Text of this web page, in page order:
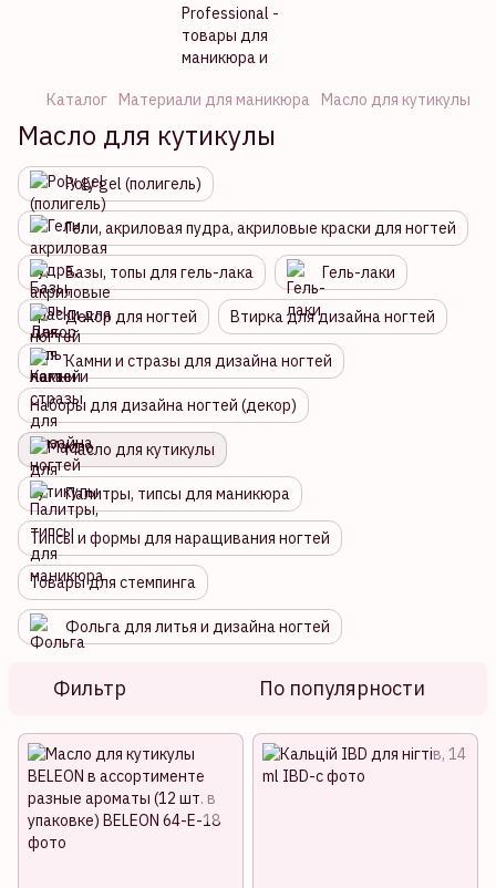
Каталог Материали для маникюра Масло для кутикулы
Масло для кутикулы
Poly gel (полигель)
Гели, акриловая пудра, акриловые краски для ногтей
Базы, топы для гель-лака Гель-лаки
Декор для ногтей Втирка для дизайна ногтей
Камни и стразы для дизайна ногтей
Наборы для дизайна ногтей (декор)
Масло для кутикулы
Палитры, типсы для маникюра
Типсы и формы для наращивания ногтей
Товары для стемпинга
Фольга для литья и дизайна ногтей
Фильтр По популярности